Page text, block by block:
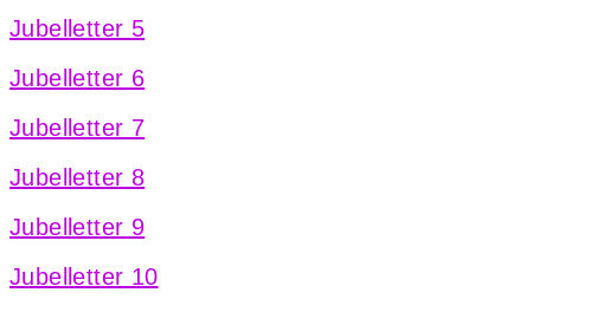
Jubelletter 5
Jubelletter 6
Jubelletter 7
Jubelletter 8
Jubelletter 9
Jubelletter 10